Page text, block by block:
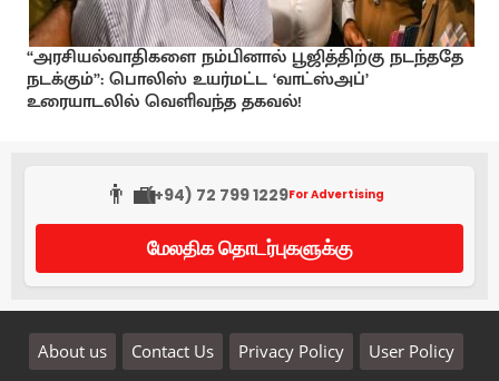
“அரசியல்வாதிகளை நம்பினால் பூஜித்திற்கு நடந்ததே
நடக்கும்”: பொலிஸ் உயர்மட்ட ‘வாட்ஸ்அப்’
உரையாடலில் வெளிவந்த தகவல்!
👨‍💼(+94) 72 799 1229For Advertising
மேலதிக தொடர்புகளுக்கு
About us Contact Us Privacy Policy User Policy